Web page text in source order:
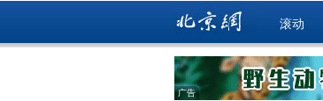
滚动
广告